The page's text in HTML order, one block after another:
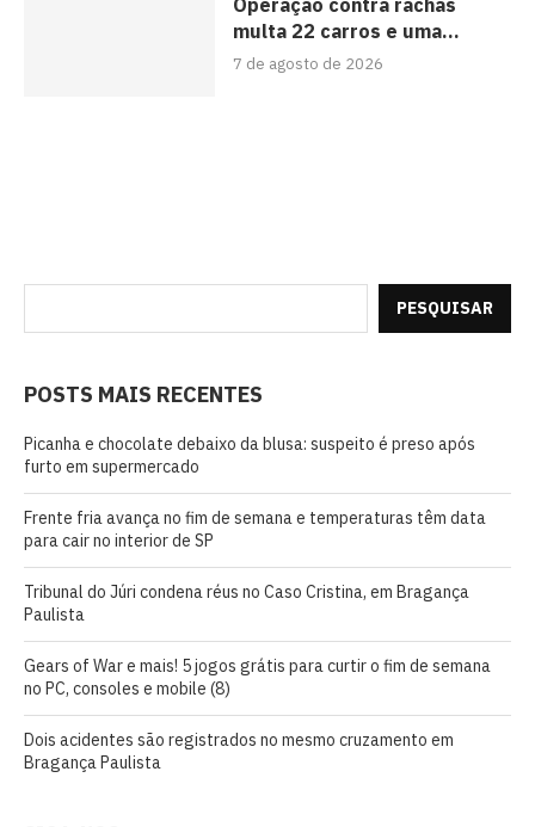
multa 22 carros e uma...
7 de agosto de 2026
PESQUISAR
POSTS MAIS RECENTES
Picanha e chocolate debaixo da blusa: suspeito é preso após
furto em supermercado
Frente fria avança no fim de semana e temperaturas têm data
para cair no interior de SP
Tribunal do Júri condena réus no Caso Cristina, em Bragança
Paulista
Gears of War e mais! 5 jogos grátis para curtir o fim de semana
no PC, consoles e mobile (8)
Dois acidentes são registrados no mesmo cruzamento em
Bragança Paulista